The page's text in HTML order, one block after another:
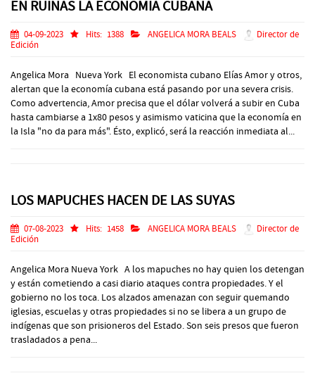
EN RUINAS LA ECONOMIA CUBANA
04-09-2023 Hits: 1388 ANGELICA MORA BEALS
Director de
Edición
Angelica Mora Nueva York El economista cubano Elías Amor y otros,
alertan que la economía cubana está pasando por una severa crisis.
Como advertencia, Amor precisa que el dólar volverá a subir en Cuba
hasta cambiarse a 1x80 pesos y asimismo vaticina que la economía en
la Isla "no da para más". Ésto, explicó, será la reacción inmediata al...
LOS MAPUCHES HACEN DE LAS SUYAS
07-08-2023 Hits: 1458 ANGELICA MORA BEALS
Director de
Edición
Angelica Mora Nueva York A los mapuches no hay quien los detengan
y están cometiendo a casi diario ataques contra propiedades. Y el
gobierno no los toca. Los alzados amenazan con seguir quemando
iglesias, escuelas y otras propiedades si no se libera a un grupo de
indígenas que son prisioneros del Estado. Son seis presos que fueron
trasladados a pena...